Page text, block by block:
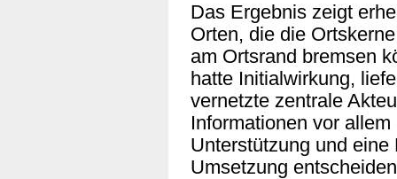
Das Ergebnis zeigt
Orten, die die
am Ortsrand bremsen
hatte Initialwirkung,
vernetzte zentrale
Informationen vor
Unterstützung und
Umsetzung